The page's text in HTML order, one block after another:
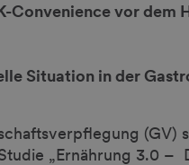
Convenience vor
Situation in der
(GV)
„Ernährung 3.0 –